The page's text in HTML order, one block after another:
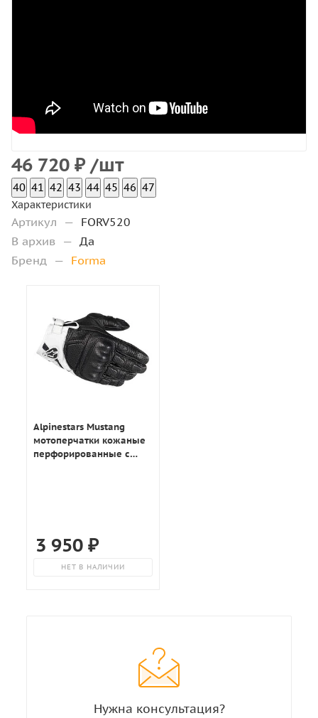
46 720 ₽ /шт
40 41 42 43 44 45 46 47
Характеристики
Артикул — FORV520
В архив — Да
Бренд — Forma
Alpinestars Mustang
мотоперчатки кожаные
перфорированные с
3 950₽
НЕТ В НАЛИЧИИ
Нужна консультация?